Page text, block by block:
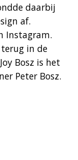
daarbij
af.
Instagram.
in de
Bosz is het
Peter Bosz.